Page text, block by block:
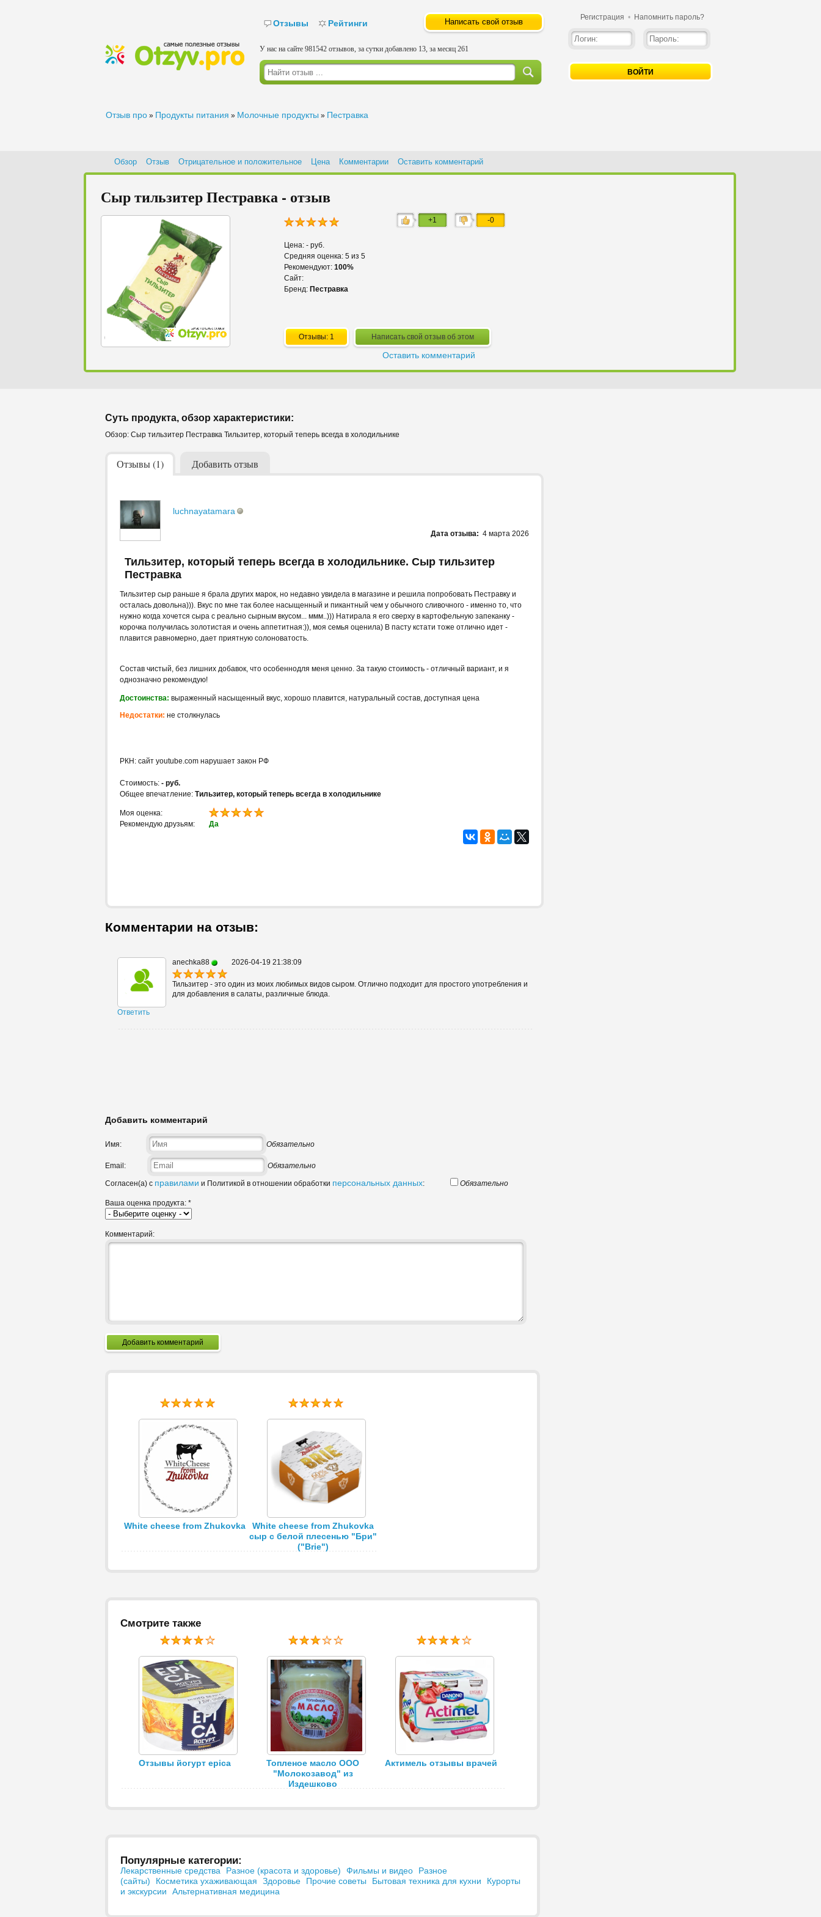
Отзывы Рейтинги Написать свой отзыв
У нас на сайте 981542 отзывов, за сутки добавлено 13, за месяц 261
Регистрация • Напомнить пароль?
ВОЙТИ
Отзыв про » Продукты питания » Молочные продукты » Пестравка
Обзор Отзыв Отрицательное и положительное Цена Комментарии Оставить комментарий
Сыр тильзитер Пестравка - отзыв
+1 -0
Цена: - руб.
Средняя оценка: 5 из 5
Рекомендуют: 100%
Сайт:
Бренд: Пестравка
Отзывы: 1 Написать свой отзыв об этом
Оставить комментарий
Суть продукта, обзор характеристики:
Обзор: Сыр тильзитер Пестравка Тильзитер, который теперь всегда в холодильнике
Отзывы (1) Добавить отзыв
luchnayatamara
Дата отзыва: 4 марта 2026
Тильзитер, который теперь всегда в холодильнике. Сыр тильзитер
Пестравка
Тильзитер сыр раньше я брала других марок, но недавно увидела в магазине и решила попробовать Пестравку и
осталась довольна))). Вкус по мне так более насыщенный и пикантный чем у обычного сливочного - именно то, что
нужно когда хочется сыра с реально сырным вкусом... ммм..))) Натирала я его сверху в картофельную запеканку -
корочка получилась золотистая и очень аппетитная:)), моя семья оценила) В пасту кстати тоже отлично идет -
плавится равномерно, дает приятную солоноватость.
Состав чистый, без лишних добавок, что особеннодля меня ценно. За такую стоимость - отличный вариант, и я
однозначно рекомендую!
Достоинства: выраженный насыщенный вкус, хорошо плавится, натуральный состав, доступная цена
Недостатки: не столкнулась
РКН: сайт youtube.com нарушает закон РФ
Стоимость: - руб.
Общее впечатление: Тильзитер, который теперь всегда в холодильнике
Моя оценка:
Рекомендую друзьям:
Да
Комментарии на отзыв:
anechka88 2026-04-19 21:38:09
Тильзитер - это один из моих любимых видов сыром. Отлично подходит для простого употребления и
для добавления в салаты, различные блюда.
Ответить
Добавить комментарий
Имя: Обязательно
Email: Обязательно
Согласен(а) с правилами и Политикой в отношении обработки персональных данных: Обязательно
Ваша оценка продукта: *
Комментарий:
Добавить комментарий
White cheese from Zhukovka
White cheese from Zhukovka
сыр с белой плесенью "Бри"
("Brie")
Смотрите также
Отзывы йогурт epica
Топленое масло ООО
"Молокозавод" из
Издешково
Актимель отзывы врачей
Популярные категории:
Лекарственные средства Разное (красота и здоровье) Фильмы и видео
Разное
(сайты)
Косметика ухаживающая Здоровье Прочие советы Бытовая техника для кухни
Курорты
и экскурсии
Альтернативная медицина